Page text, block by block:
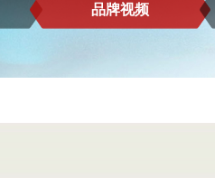
品牌视频